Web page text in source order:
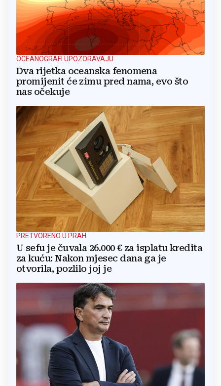
OCEANOGRAFI UPOZORAVAJU
Dva rijetka oceanska fenomena
promijenit će zimu pred nama, evo što
nas očekuje
PRETVORENO U PRAH
U sefu je čuvala 26.000 € za isplatu kredita
za kuću: Nakon mjesec dana ga je
otvorila, pozlilo joj je